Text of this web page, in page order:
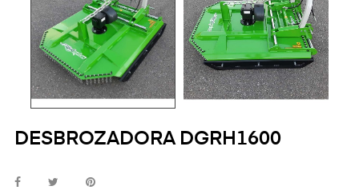
DESBROZADORA DGRH1600